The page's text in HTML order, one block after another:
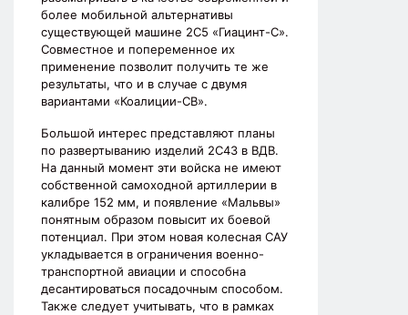
более мобильной альтернативы
существующей машине 2С5 «Гиацинт-С».
Совместное и попеременное их
применение позволит получить те же
результаты, что и в случае с двумя
вариантами «Коалиции-СВ».
Большой интерес представляют планы
по развертыванию изделий 2С43 в ВДВ.
На данный момент эти войска не имеют
собственной самоходной артиллерии в
калибре 152 мм, и появление «Мальвы»
понятным образом повысит их боевой
потенциал. При этом новая колесная САУ
укладывается в ограничения военно-
транспортной авиации и способна
десантироваться посадочным способом.
Также следует учитывать, что в рамках